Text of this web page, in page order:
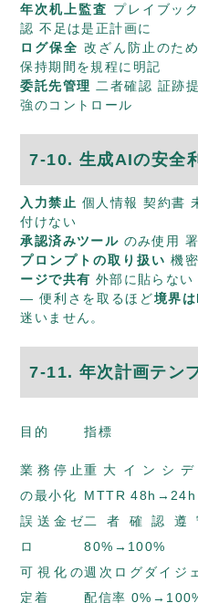
年次机上監査 プレイブッ
認 不足は是正計画に
ログ保全 改ざん防止のた
保持期間を規程に明記
委託先管理 二者確認 証跡
強のコントロール
7-10. 生成AIの安全
入力禁止 個人情報 契約書
付けない
承認済みツール のみ使用
プロンプトの取り扱い 機
ージで共有 外部に貼らない
— 便利さを取るほど境界
迷いません。
7-11. 年次計画テン
目的 指標
業務停止
の最小化
重大インシデ
MTTR 48h→24h
誤送金ゼ
ロ
二者確認遵
80%→100%
可視化の
定着
週次ログダイジ
配信率